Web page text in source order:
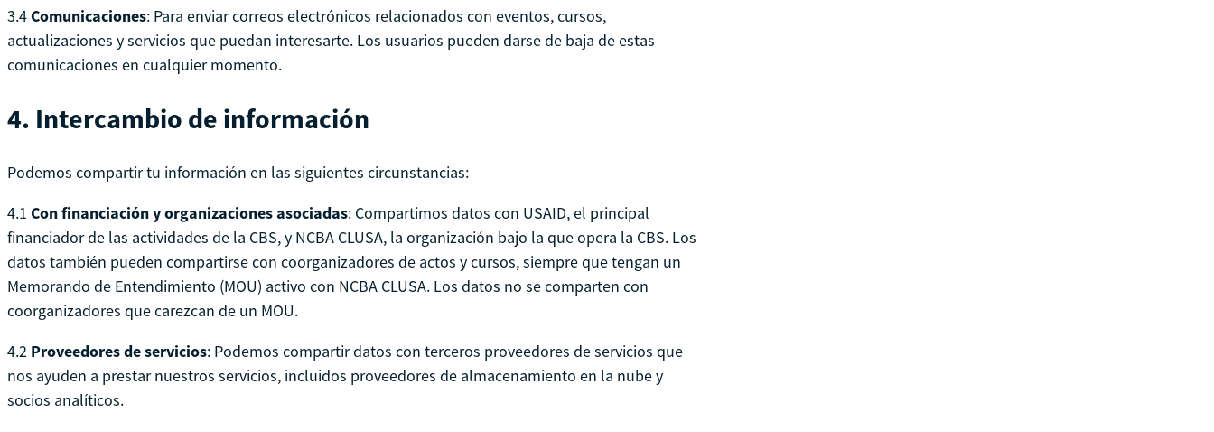
3.4Comunicaciones: Para enviar correos electrónicos relacionados con eventos, cursos,
actualizaciones y servicios que puedan interesarte. Los usuarios pueden darse de baja de estas
comunicaciones en cualquier momento.
4. Intercambio de información
Podemos compartir tu información en las siguientes circunstancias:
4.1 Con financiación y organizaciones asociadas: Compartimos datos con USAID, el principal
financiador de las actividades de la CBS, y NCBA CLUSA, la organización bajo la que opera la CBS. Los
datos también pueden compartirse con coorganizadores de actos y cursos, siempre que tengan un
Memorando de Entendimiento (MOU) activo con NCBA CLUSA. Los datos no se comparten con
coorganizadores que carezcan de un MOU.
4.2 Proveedores de servicios: Podemos compartir datos con terceros proveedores de servicios que
nos ayuden a prestar nuestros servicios, incluidos proveedores de almacenamiento en la nube y
socios analíticos.